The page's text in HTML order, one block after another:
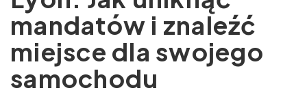
mandatów i znaleźć
miejsce dla swojego
samochodu